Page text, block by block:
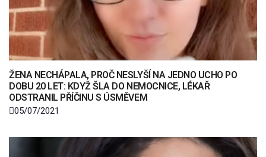
ŽENA NECHÁPALA, PROČ NESLYŠÍ NA JEDNO UCHO PO
DOBU 20 LET: KDYŽ ŠLA DO NEMOCNICE, LÉKAŘ
ODSTRANIL PŘÍČINU S ÚSMĚVEM
05/07/2021